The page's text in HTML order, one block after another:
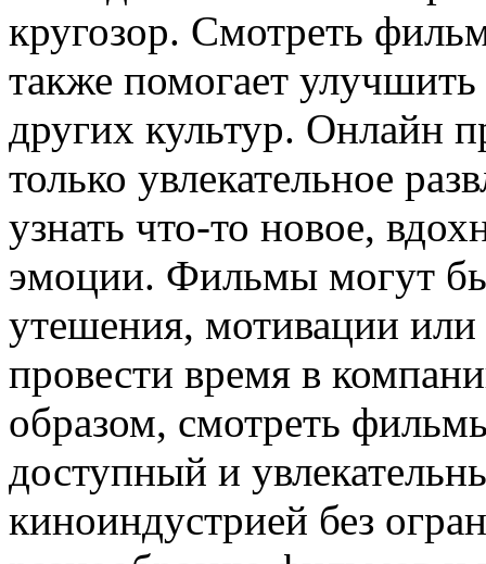
кругозор. Смотреть
также помогает
других культур. Онлайн
только увлекательное
узнать что-то новое,
эмоции. Фильмы могут
утешения, мотивации
провести время в
образом, смотреть
доступный и
киноиндустрией без